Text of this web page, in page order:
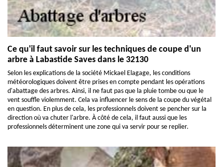
Ce qu'il faut savoir sur les techniques de coupe d'un
arbre à Labastide Saves dans le 32130
Selon les explications de la société Mickael Elagage, les conditions
météorologiques doivent être prises en compte pendant les opérations
d'abattage des arbres. Ainsi, il ne faut pas que la pluie tombe ou que le
vent souffle violemment. Cela va influencer le sens de la coupe du végétal
en question. En plus de cela, les professionnels doivent se pencher sur la
direction où va chuter l'arbre. À côté de cela, il faut aussi que les
professionnels déterminent une zone qui va servir pour se replier.